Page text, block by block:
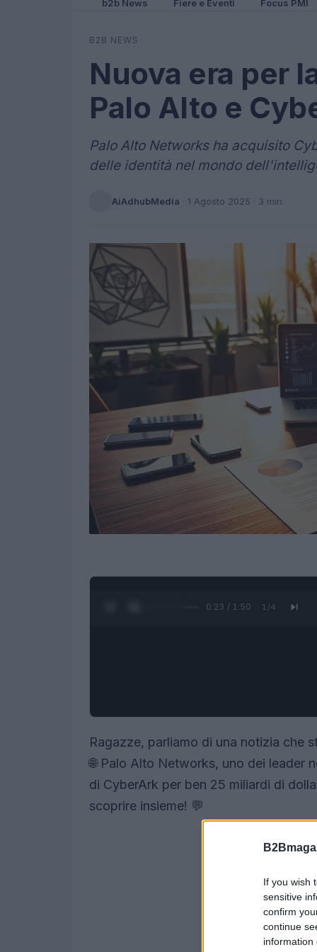
If you wish
sensitive
confirm
continue
information
b2b News Fiere e Eventi Focus PMI
B2B NEWS
Nuova era per
Palo Alto e
Palo Alto Networks ha acquisito
delle identità nel mondo
AiAdhubMedia · 1 Agosto 2025 · 3 min
0:24 / 1:50 1 /4
Ragazze, parliamo di una notizia che
🌐 Palo Alto Networks, uno dei leader
di CyberArk per ben 25 miliardi di
scoprire insieme! 💬